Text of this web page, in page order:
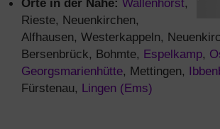
Orte in der Nähe: Wallenhorst,
Rieste, Neuenkirchen,
Alfhausen, Westerkappeln,
Bersenbrück, Bohmte, Espelkamp,
Georgsmarienhütte, Mettingen,
Fürstenau, Lingen (Ems)